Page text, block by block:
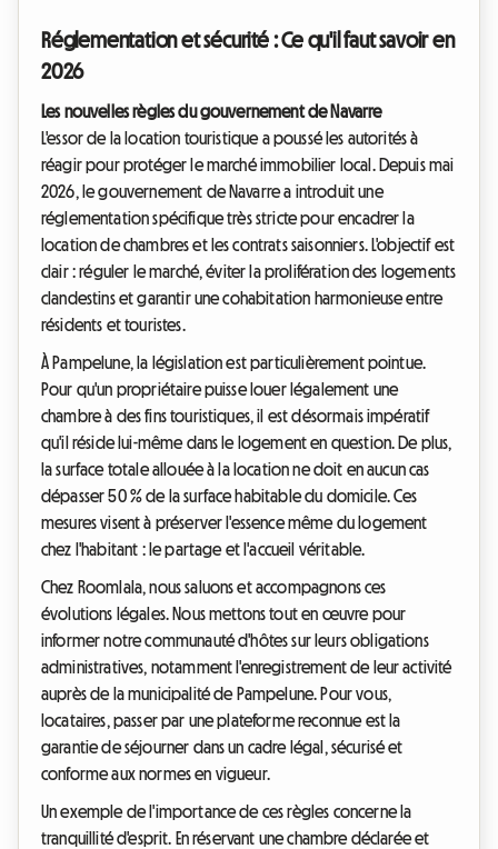
Réglementation et sécurité : Ce qu'il faut savoir en
2026
Les nouvelles règles du gouvernement de Navarre
L'essor de la location touristique a poussé les autorités à
réagir pour protéger le marché immobilier local. Depuis mai
2026, le gouvernement de Navarre a introduit une
réglementation spécifique très stricte pour encadrer la
location de chambres et les contrats saisonniers. L'objectif est
clair : réguler le marché, éviter la prolifération des logements
clandestins et garantir une cohabitation harmonieuse entre
résidents et touristes.
À Pampelune, la législation est particulièrement pointue.
Pour qu'un propriétaire puisse louer légalement une
chambre à des fins touristiques, il est désormais impératif
qu'il réside lui-même dans le logement en question. De plus,
la surface totale allouée à la location ne doit en aucun cas
dépasser 50 % de la surface habitable du domicile. Ces
mesures visent à préserver l'essence même du logement
chez l'habitant : le partage et l'accueil véritable.
Chez Roomlala, nous saluons et accompagnons ces
évolutions légales. Nous mettons tout en œuvre pour
informer notre communauté d'hôtes sur leurs obligations
administratives, notamment l'enregistrement de leur activité
auprès de la municipalité de Pampelune. Pour vous,
locataires, passer par une plateforme reconnue est la
garantie de séjourner dans un cadre légal, sécurisé et
conforme aux normes en vigueur.
Un exemple de l'importance de ces règles concerne la
tranquillité d'esprit. En réservant une chambre déclarée et